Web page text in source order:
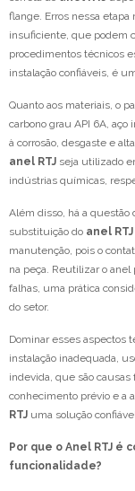
flange. Erros nessa
insuficiente, que podem
procedimentos técnicos
instalação confiáveis, é
Quanto aos materiais, o
carbono grau API 6A,
à corrosão, desgaste e
anel RTJ seja utilizado
indústrias químicas,
Além disso, há a questão
substituição do anel RTJ
manutenção, pois o
na peça. Reutilizar o
falhas, uma prática
do setor.
Dominar esses aspectos
instalação inadequada,
indevida, que são
conhecimento prévio e a
RTJ uma solução
Por que o Anel RTJ é
funcionalidade?